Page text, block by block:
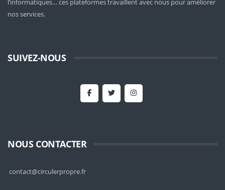
l’informatiques… ces plateformes travaillent avec nous pour améliorer
nos services.
SUIVEZ-NOUS
NOUS CONTACTER
contact@circulerpropre.fr